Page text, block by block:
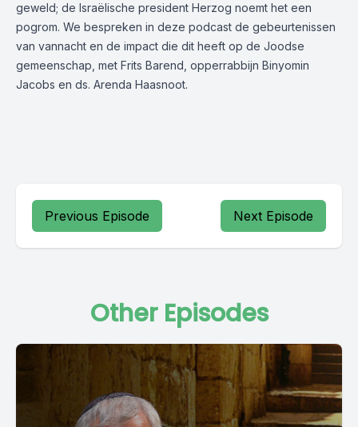
geweld; de Israëlische president Herzog noemt het een
pogrom. We bespreken in deze podcast de gebeurtenissen
van vannacht en de impact die dit heeft op de Joodse
gemeenschap, met Frits Barend, opperrabbijn Binyomin
Jacobs en ds. Arenda Haasnoot.
Previous Episode Next Episode
Other Episodes